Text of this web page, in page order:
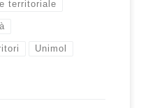
territoriale
Unimol